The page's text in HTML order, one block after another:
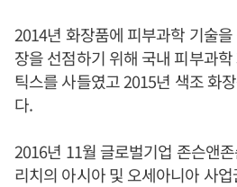
2014년 화장품에 피부과학 기술
장을 선점하기 위해 국내 피부과
틱스를 사들였고 2015년 색조 화
다.
2016년 11월 글로벌기업 존슨앤
리치의 아시아 및 오세아니아 사